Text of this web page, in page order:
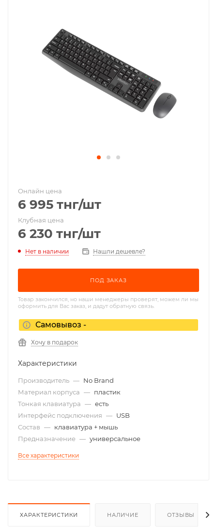
Онлайн цена
6 995 тнг/шт
Клубная цена
6 230 тнг/шт
Нет в наличии Нашли дешевле?
ПОД ЗАКАЗ
Товар закончился, но наши менеджеры проверят, можем ли мы
оформить для Вас заказ, и дадут обратную связь.
Самовывоз -
Хочу в подарок
Характеристики
Производитель — No Brand
Материал корпуса — пластик
Тонкая клавиатура — есть
Интерфейс подключения — USB
Состав — клавиатура + мышь
Предназначение — универсальное
Все характеристики
ХАРАКТЕРИСТИКИ НАЛИЧИЕ ОТЗЫВЫ